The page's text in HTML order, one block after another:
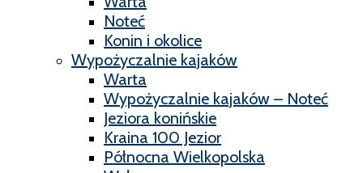
Noteć
Konin i okolice
Wypożyczalnie kajaków
Warta
Wypożyczalnie kajaków – Noteć
Jeziora konińskie
Kraina 100 Jezior
Północna Wielkopolska